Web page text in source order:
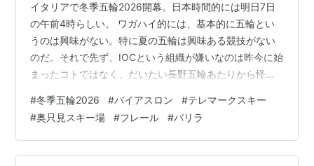
イタリアで冬季五輪2026開幕。日本時間的には明日7日
の午前4時らしい。 ワガハイ的には、基本的に五輪とい
うのは興味がない。特に夏の五輪は興味ある競技がない
のだ。それで先ず、IOCという組織が嫌いなのは昨今に始
まったコトではなく、だいたい長野五輪あたりから怪し
種目には興味のあるものが幾つかある。それはノルディ
ック競技。そりゃ、スキージャンプは派手で脚光を浴び
るけれど・・・やっぱりバイアスロンだけが気になるの
だった。 でも・・・日本選手の参加はない。 したがっ
#冬季五輪2026 #バイアスロン #テレマークスキー
#奥只見スキー場 #フレール #バリラ